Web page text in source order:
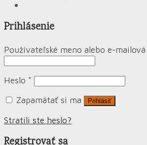
Prihlásenie
Používateľské meno alebo e-mailová
Heslo *
Zapamätať si ma
Prihlásiť
Stratili ste heslo?